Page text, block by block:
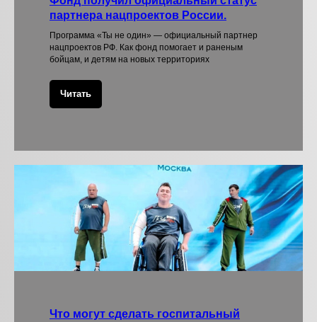
партнера нацпроектов России.
Программа «Ты не один» — официальный партнер
нацпроектов РФ. Как фонд помогает и раненым
бойцам, и детям на новых территориях
Читать
Что могут сделать госпитальный